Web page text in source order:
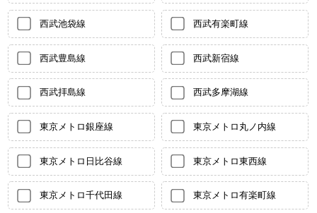
西武池袋線 西武有楽町線
西武豊島線 西武新宿線
西武拝島線 西武多摩湖線
東京メトロ銀座線 東京メトロ丸ノ内線
東京メトロ日比谷線 東京メトロ東西線
東京メトロ千代田線 東京メトロ有楽町線